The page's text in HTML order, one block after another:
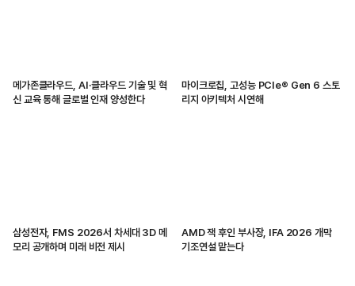
메가존클라우드, AI·클라우드 기술 및 혁
신 교육 통해 글로벌 인재 양성한다
마이크로칩, 고성능 PCIe® Gen 6 스토
리지 아키텍처 시연해
삼성전자, FMS 2026서 차세대 3D 메
모리 공개하며 미래 비전 제시
AMD 잭 후인 부사장, IFA 2026 개막
기조연설 맡는다